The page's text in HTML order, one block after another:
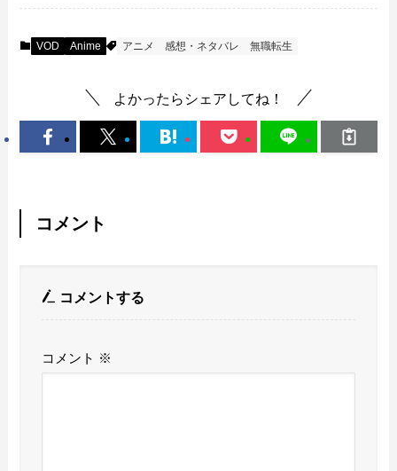
VOD Anime アニメ 感想・ネタバレ 無職転生
よかったらシェアしてね！
コメント
コメントする
コメント ※